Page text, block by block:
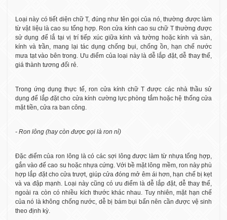
Loại này có tiết diện chữ T, đúng như tên gọi của nó, thường được làm
từ vật liệu là cao su tổng hợp. Ron cửa kính cao su chữ T thường được
sử dụng để lắ tại vị trí tiếp xúc giữa kính và tường hoặc kính và sàn,
kính và trần, mang lại tác dụng chống bụi, chống ồn, hạn chế nước
mưa tạt vào bên trong. Ưu điểm của loại này là dễ lắp đặt, dễ thay thế,
giá thành tương đối rẻ.
Trong ứng dụng thực tế, ron cửa kính chữ T được các nhà thầu sử
dụng để lắp đặt cho cửa kính cường lực phòng tắm hoặc hệ thống cửa
mặt tiền, cửa ra ban công.
- Ron lông (hay còn được gọi là ron nỉ)
Đặc điểm của ron lông là có các sợi lông được làm từ nhựa tổng hợp,
gắn vào đế cao su hoặc nhựa cứng. Với bề mặt lông mềm, ron này phù
hợp lắp đặt cho cửa trượt, giúp cửa đóng mở êm ái hơn, hạn chế bị kẹt
và va đập mạnh. Loại này cũng có ưu điểm là dễ lắp đặt, dễ thay thế,
ngoài ra còn có nhiều kích thước khác nhau. Tuy nhiên, mặt hạn chế
của nó là không chống nước, dễ bị bám bụi bẩn nên cần được vệ sinh
theo định kỳ.